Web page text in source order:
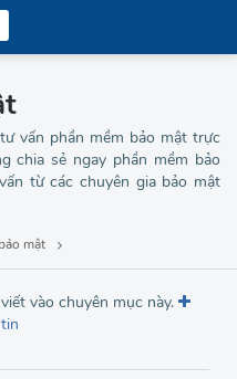
vấn phần mềm bảo mật trực
chia sẻ ngay phần mềm bảo
từ các chuyên gia bảo mật
mật
vào chuyên mục này.